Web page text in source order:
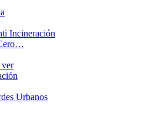
Incineración
ver
Urbanos